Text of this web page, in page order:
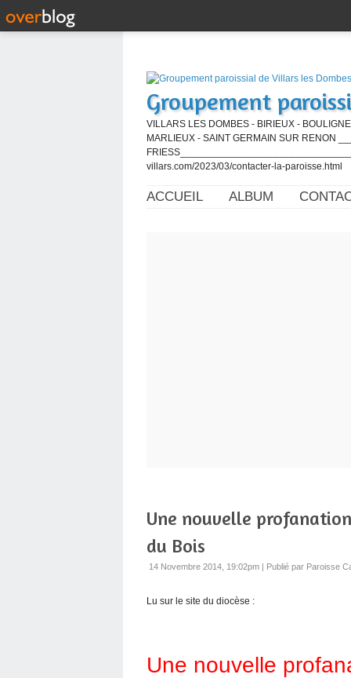
Groupement
VILLARS LES DOMBES - BIRIEUX -
MARLIEUX - SAINT GERMAIN SUR RENON
villars.com/2023/03/contacter-la-paroisse.html
ACCUEIL ALBUM
Une nouvelle
du Bois
14 Novembre 2014, 19:02pm | Publié par Paroisse
Lu sur le site du diocèse :
Une nouvelle